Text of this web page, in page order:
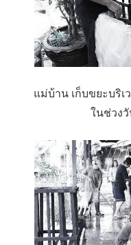
แม่บ้าน เก็บขยะบริ
ในช่วง